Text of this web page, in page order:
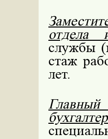
отдела
службы
стаж
лет.